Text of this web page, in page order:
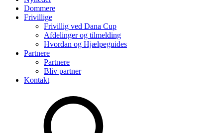
Dommere
Frivillige
Frivillig ved Dana Cup
Afdelinger og tilmelding
Hvordan og Hjælpeguides
Partnere
Partnere
Bliv partner
Kontakt